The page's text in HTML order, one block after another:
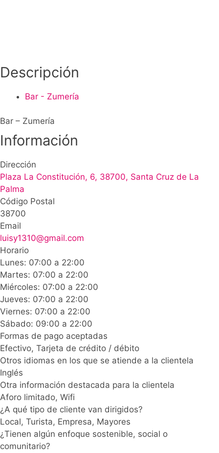
Descripción
Bar - Zumería
Bar – Zumería
Información
Dirección
Plaza La Constitución, 6, 38700, Santa Cruz de La
Palma
Código Postal
38700
Email
luisy1310@gmail.com
Horario
Lunes: 07:00 a 22:00
Martes: 07:00 a 22:00
Miércoles: 07:00 a 22:00
Jueves: 07:00 a 22:00
Viernes: 07:00 a 22:00
Sábado: 09:00 a 22:00
Formas de pago aceptadas
Efectivo, Tarjeta de crédito / débito
Otros idiomas en los que se atiende a la clientela
Inglés
Otra información destacada para la clientela
Aforo limitado, Wifi
¿A qué tipo de cliente van dirigidos?
Local, Turista, Empresa, Mayores
¿Tienen algún enfoque sostenible, social o
comunitario?